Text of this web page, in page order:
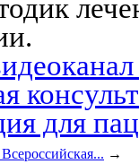
для
→